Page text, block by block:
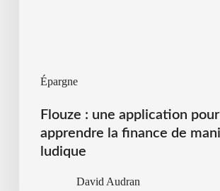
Épargne
Flouze : une application pour
apprendre la finance de
ludique
David Audran